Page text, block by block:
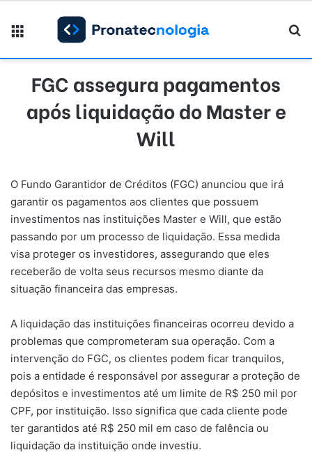
FGC assegura pagamentos
após liquidação do Master e
Will
O Fundo Garantidor de Créditos (FGC) anunciou que irá
garantir os pagamentos aos clientes que possuem
investimentos nas instituições Master e Will, que estão
passando por um processo de liquidação. Essa medida
visa proteger os investidores, assegurando que eles
receberão de volta seus recursos mesmo diante da
situação financeira das empresas.
A liquidação das instituições financeiras ocorreu devido a
problemas que comprometeram sua operação. Com a
intervenção do FGC, os clientes podem ficar tranquilos,
pois a entidade é responsável por assegurar a proteção de
depósitos e investimentos até um limite de R$ 250 mil por
CPF, por instituição. Isso significa que cada cliente pode
ter garantidos até R$ 250 mil em caso de falência ou
liquidação da instituição onde investiu.